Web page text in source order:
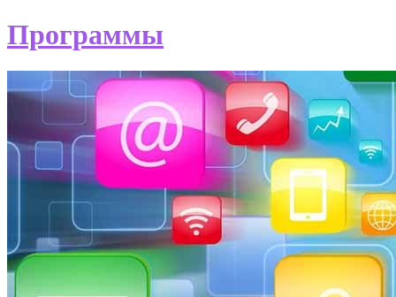
Программы